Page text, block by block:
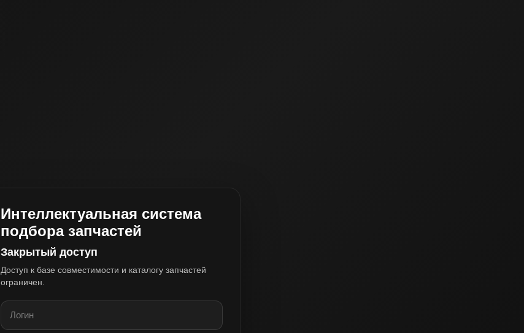
Интеллектуальная система
подбора запчастей
Закрытый доступ
Доступ к базе совместимости и каталогу запчастей
ограничен.